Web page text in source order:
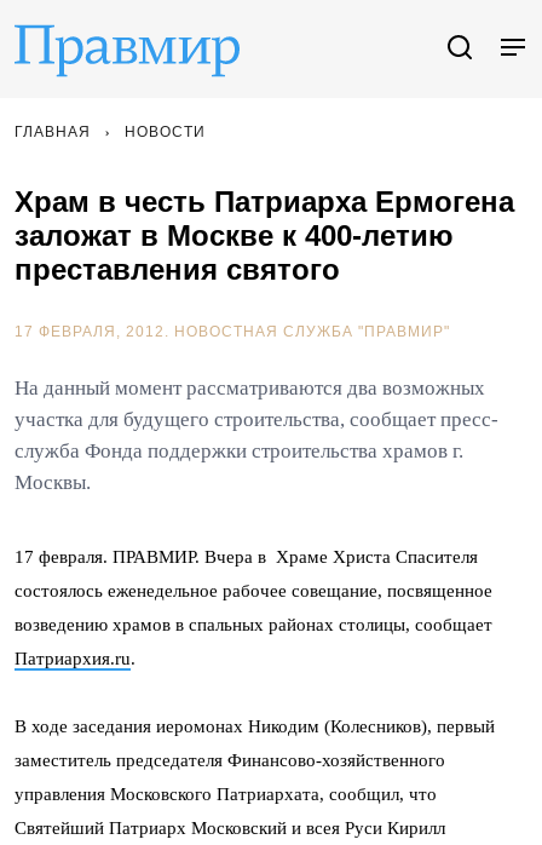
ГЛАВНАЯ НОВОСТИ
Храм в честь Патриарха Ермогена
заложат в Москве к 400-летию
преставления святого
17 ФЕВРАЛЯ, 2012. НОВОСТНАЯ СЛУЖБА "ПРАВМИР"
На данный момент рассматриваются два возможных
участка для будущего строительства, сообщает пресс-
служба Фонда поддержки строительства храмов г.
Москвы.
17 февраля. ПРАВМИР. Вчера в Храме Христа Спасителя
состоялось еженедельное рабочее совещание, посвященное
возведению храмов в спальных районах столицы, сообщает
Патриархия.ru.
В ходе заседания иеромонах Никодим (Колесников), первый
заместитель председателя Финансово-хозяйственного
управления Московского Патриархата, сообщил, что
Святейший Патриарх Московский и всея Руси Кирилл